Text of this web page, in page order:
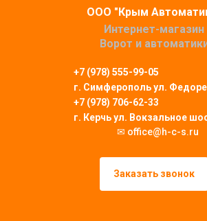
ООО "Крым
Интернет-магазин
Ворот и
+7 (978) 555-99-05
г. Симферопольул.
+7 (978) 706-62-33
г. Керчь ул. Вокзальное
✉ office@h-c-s.ru
Заказать звонок